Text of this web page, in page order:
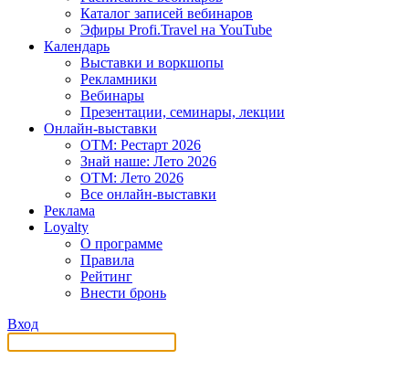
Каталог записей вебинаров
Эфиры Profi.Travel на YouTube
Календарь
Выставки и воркшопы
Рекламники
Вебинары
Презентации, семинары, лекции
Онлайн-выставки
OTM: Рестарт 2026
Знай наше: Лето 2026
OTM: Лето 2026
Все онлайн-выставки
Реклама
Loyalty
О программе
Правила
Рейтинг
Внести бронь
Вход